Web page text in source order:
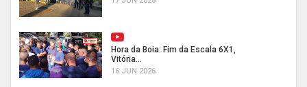
Hora da Boia: Fim da Escala 6X1,
Vitória...
16 JUN 2026